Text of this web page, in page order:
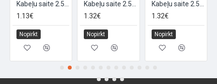
1.13€
Nopirkt
1.32€
Nopirkt
1.32€
Nopirkt